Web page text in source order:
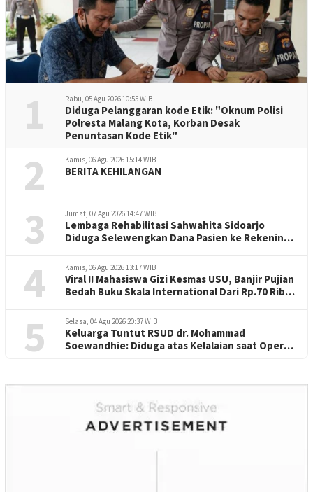
1 Rabu, 05 Agu 2026 10:55 WIB
Diduga Pelanggaran kode Etik: "Oknum Polisi
Polresta Malang Kota, Korban Desak
Penuntasan Kode Etik"
2 Kamis, 06 Agu 2026 15:14 WIB
BERITA KEHILANGAN
3 Jumat, 07 Agu 2026 14:47 WIB
Lembaga Rehabilitasi Sahwahita Sidoarjo
Diduga Selewengkan Dana Pasien ke Rekening
4 Kamis, 06 Agu 2026 13:17 WIB
Viral !! Mahasiswa Gizi Kesmas USU, Banjir Pujian
Bedah Buku Skala International Dari Rp.70 Ribu
5 Selasa, 04 Agu 2026 20:37 WIB
Keluarga Tuntut RSUD dr. Mohammad
Soewandhie: Diduga atas Kelalaian saat Operasi